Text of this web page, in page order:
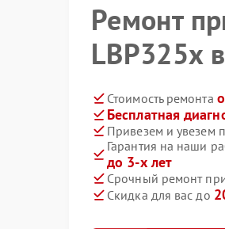
Ремонт
LBP325x
Стоимость ремонта
Бесплатная
Привезем и увезем
Гарантия на наши
до 3-х лет
Срочный ремонт
Скидка для вас до